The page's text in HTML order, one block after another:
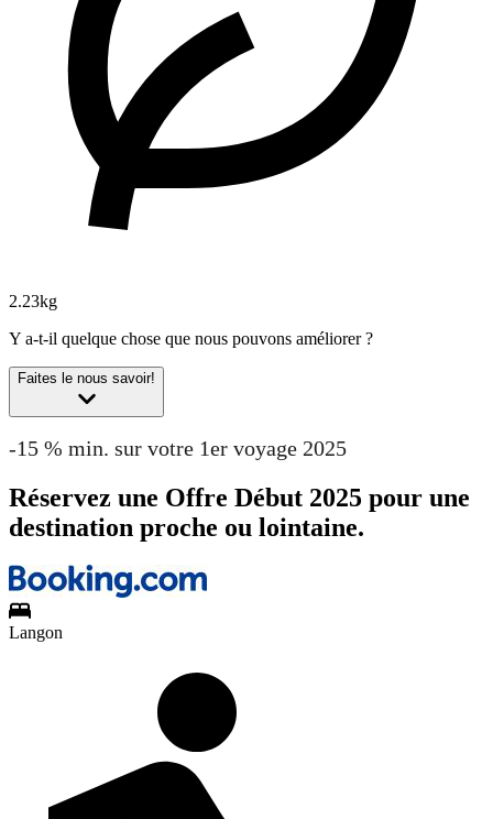
2.23kg
Y a-t-il quelque chose que nous pouvons améliorer ?
Faites le nous savoir!
-15 % min. sur votre 1er voyage 2025
Réservez une Offre Début 2025 pour une
destination proche ou lointaine.
Langon